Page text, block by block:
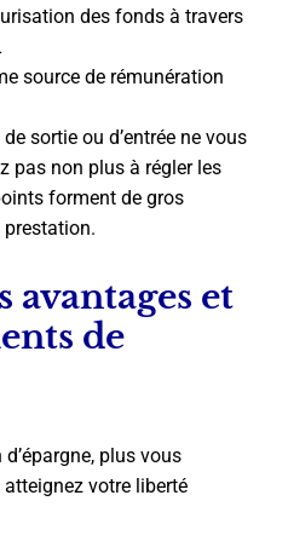
des fonds à travers
source de rémunération
sortie ou d’entrée ne vous
pas non plus à régler les
forment de gros
avantages et
de
plus vous
votre liberté